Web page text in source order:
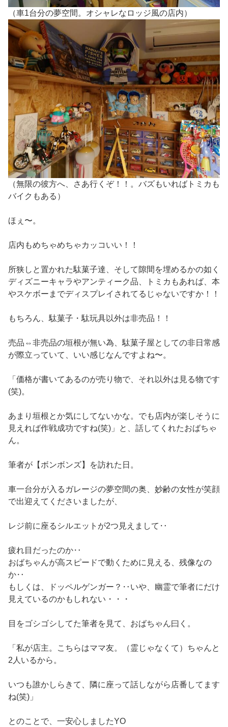
（車1台分の夢空間。オシャレなロッジ風の店内）
（無限の彼方へ、さあ行くぞ！！。バズもいればトミカも
バイクもある）
ほぇ〜。
店内もめちゃめちゃカッコいい！！
所狭しと置かれた駄菓子達、そして隙間を埋めるかの如く
ディズニーキャラやアンティーク品、トミカもあれば、本
やスケボーまでディスプレイされてるじゃないですか！！
もちろん、駄菓子・駄玩具以外は非売品！！
売品⇔非売品の垣根が無い為、駄菓子屋としての非日常感
が際立っていて、いい感じなんですよね〜。
「価格が書いてあるのが売り物で、それ以外は見る物です
(笑)。
あまり垣根とか気にしてないかな。でも店内が楽しそうに
見えれば作戦成功ですね(笑)」と、話してくれたおばちゃ
ん。
筆者が【ボンボンズ】を訪れた日。
車一台分が入るガレージの夢空間の奥、妙齢の女性が笑顔
で出迎えてくださいましたが、
レジ前に座るシルエットが2つ見えまして‥
疲れ目だったのか‥
おばちゃんが高スピードで動くために見える、残像なの
か‥
もしくは、ドッペルゲンガー？‥いや、幽霊で筆者にだけ
見えているのかもしれない・・・
目をゴシゴシしてた筆者を見て、おばちゃん曰く。
「私が店主。こちらはママ友。（霊じゃなくて）ちゃんと
2人いるから。
いつも誰かしらきて、隣に座って話しながら店番してます
ね(笑)」
とのことで、一安心しましたYO